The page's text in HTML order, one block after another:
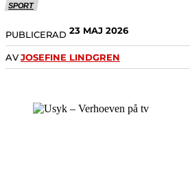
SPORT
PUBLICERAD 23 MAJ 2026
AVJOSEFINE LINDGREN